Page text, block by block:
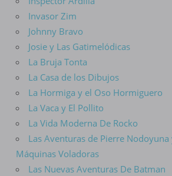
Invasor Zim
Johnny Bravo
Josie y Las Gatimelódicas
La Bruja Tonta
La Casa de los Dibujos
La Hormiga y el Oso Hormiguero
La Vaca y El Pollito
La Vida Moderna De Rocko
Las Aventuras de Pierre Nodoyuna
Máquinas Voladoras
Las Nuevas Aventuras De Batman